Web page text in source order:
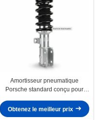
Amortisseur pneumatique
Porsche standard conçu pour
des chocs et une meilleure tenue
de route pour les voitures
Obtenez le meilleur prix